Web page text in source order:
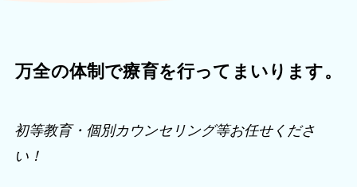
万全の体制で療育を行ってまいります。
初等教育・個別カウンセリング等お任せくださ
い！